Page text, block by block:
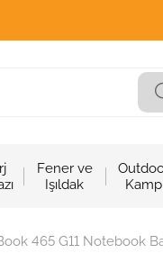
Fener ve
Işıldak
Kamp
465 G11 Notebook